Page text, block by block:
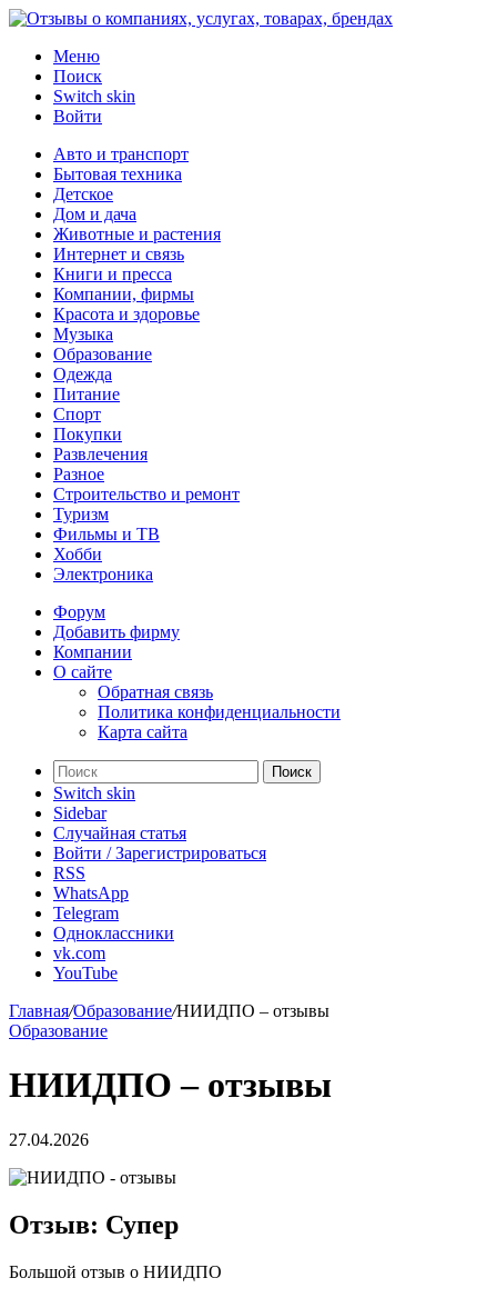
Меню
Поиск
Switch skin
Войти
Авто и транспорт
Бытовая техника
Детское
Дом и дача
Животные и растения
Интернет и связь
Книги и пресса
Компании, фирмы
Красота и здоровье
Музыка
Образование
Одежда
Питание
Спорт
Покупки
Развлечения
Разное
Строительство и ремонт
Туризм
Фильмы и ТВ
Хобби
Электроника
Форум
Добавить фирму
Компании
О сайте
Обратная связь
Политика конфиденциальности
Карта сайта
Поиск
Switch skin
Sidebar
Случайная статья
Войти / Зарегистрироваться
RSS
WhatsApp
Telegram
Одноклассники
vk.com
YouTube
Главная/Образование/НИИДПО – отзывы
Образование
НИИДПО – отзывы
27.04.2026
Отзыв: Супер
Большой отзыв о НИИДПО